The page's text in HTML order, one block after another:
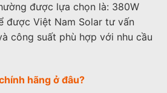
được lựa chọn là: 380W
được Việt Nam Solar tư vấn
công suất phù hợp với nhu cầu
hãng ở đâu?